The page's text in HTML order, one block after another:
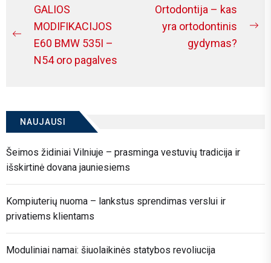
Navigacija
tarp
įrašų
Previous
post:
GALIOS
MODIFIKACIJOS
E60 BMW 535I –
N54 oro pagalves
Ortodontija – kas
yra ortodontinis
gydymas?
NAUJAUSI
Šeimos židiniai Vilniuje – prasminga vestuvių tradicija ir
išskirtinė dovana jauniesiems
Kompiuterių nuoma – lankstus sprendimas verslui ir
privatiems klientams
Moduliniai namai: šiuolaikinės statybos revoliucija